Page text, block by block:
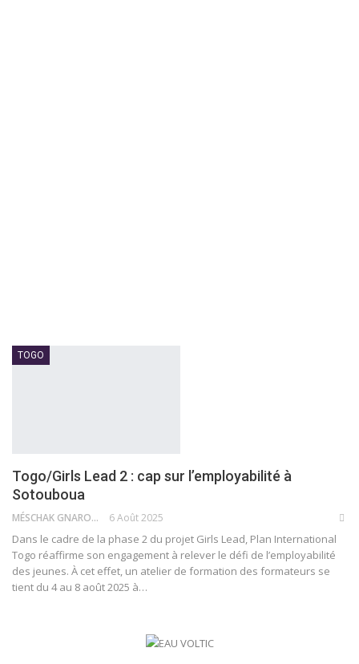
TOGO
Togo/Girls Lead 2 : cap sur l’employabilité à
Sotouboua
MÉSCHAK GNARO 6 Août 2025
Dans le cadre de la phase 2 du projet Girls Lead, Plan International
Togo réaffirme son engagement à relever le défi de l’employabilité
des jeunes. À cet effet, un atelier de formation des formateurs se
tient du 4 au 8 août 2025 à…